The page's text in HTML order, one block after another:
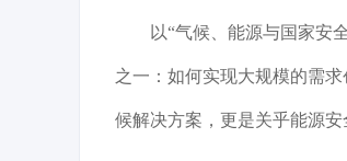
以“气候、能源与国家安
之一：如何实现大规模的需
候解决方案，更是关乎能源安